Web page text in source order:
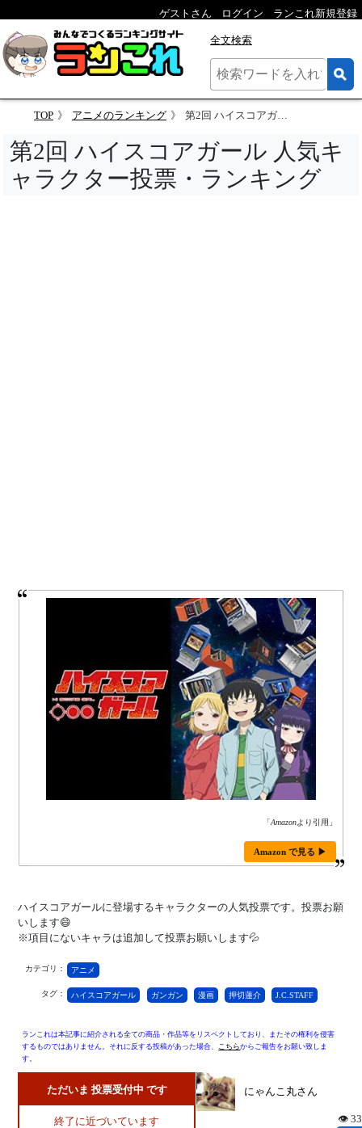
ゲストさん ログイン ランこれ新規登録
全文検索
TOP アニメのランキング 第2回 ハイスコアガール 人気キャラクター投票
第2回 ハイスコアガール 人気キ
ャラクター投票・ランキング
「Amazonより引用」
Amazon で見る ▶
ハイスコアガールに登場するキャラクターの人気投票です。投票お願
いします😄
※項目にないキャラは追加して投票お願いします💦
カテゴリ： アニメ
タグ： ハイスコアガール ガンガン 漫画 押切蓮介 J.C.STAFF
ランこれは本記事に紹介される全ての商品・作品等をリスペクトしており、またその権利を侵害
するものではありません。それに反する投稿があった場合、 こちらからご報告をお願い致しま
す。
ただいま 投票受付中 です
終了に近づいています
にゃんこ丸さん
👁